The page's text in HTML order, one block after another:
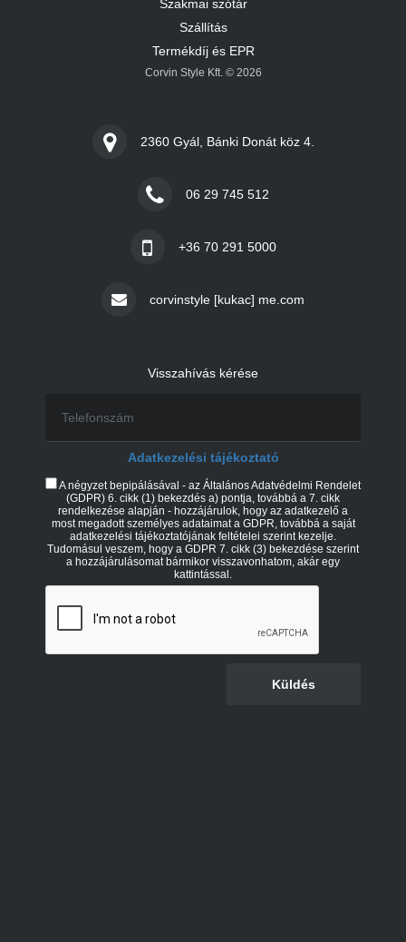
Szakmai szótár
Szállítás
Termékdíj és EPR
Corvin Style Kft. © 2026
2360 Gyál, Bánki Donát köz 4.
06 29 745 512
+36 70 291 5000
corvinstyle [kukac] me.com
Visszahívás kérése
Adatkezelési tájékoztató
A négyzet bepipálásával - az Általános Adatvédelmi Rendelet
(GDPR) 6. cikk (1) bekezdés a) pontja, továbbá a 7. cikk
rendelkezése alapján - hozzájárulok, hogy az adatkezelő a
most megadott személyes adataimat a GDPR, továbbá a saját
adatkezelési tájékoztatójának feltételei szerint kezelje.
Tudomásul veszem, hogy a GDPR 7. cikk (3) bekezdése szerint
a hozzájárulásomat bármikor visszavonhatom, akár egy
kattintással.
Küldés